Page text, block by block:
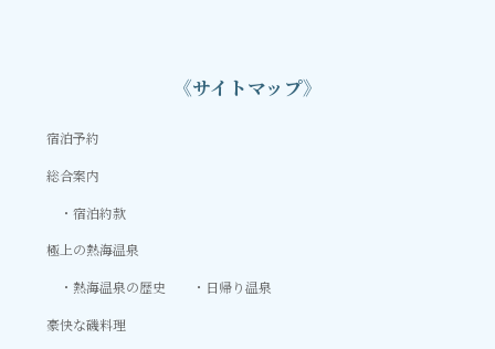
《サイトマップ》
宿泊予約
総合案内
宿泊約款
極上の熱海温泉
熱海温泉の歴史
日帰り温泉
豪快な磯料理